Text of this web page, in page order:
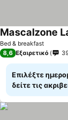
Bed & breakfast
Mascalzone
8,6 Εξαιρετικό
Επιλέξτε
δείτε τις